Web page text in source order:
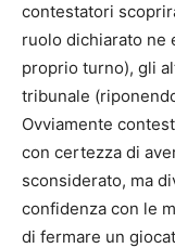
contestatori
ruolo dichiarato ne
proprio turno), gli
tribunale
Ovviamente
con certezza di
sconsiderato, ma
confidenza con le
di fermare un